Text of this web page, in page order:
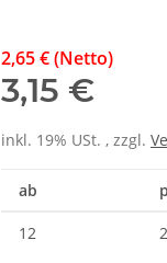
2,65 € (Netto)
3,15 €
inkl. 19% USt. , zzgl.
ab
12